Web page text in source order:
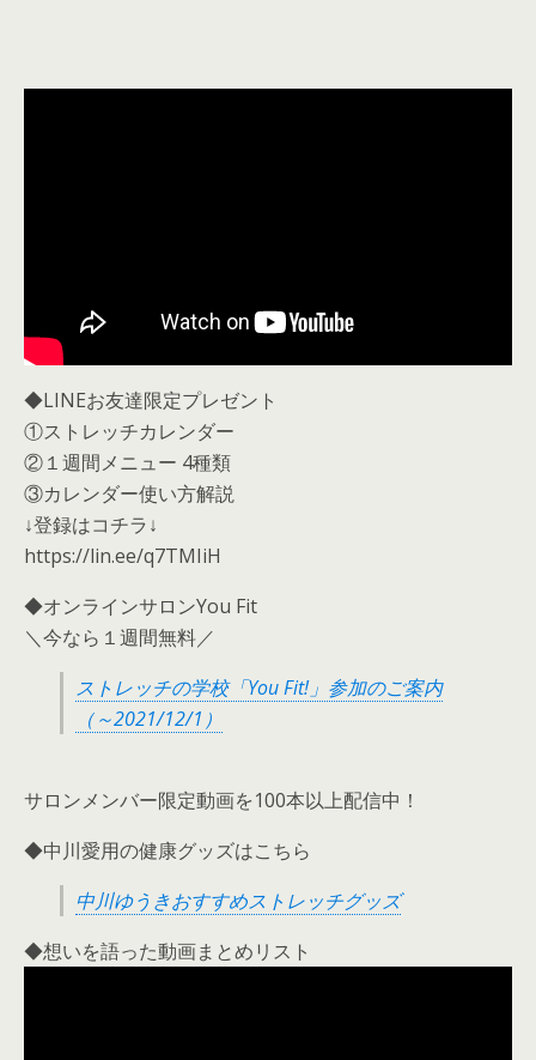
◆LINEお友達限定プレゼント
①ストレッチカレンダー
②１週間メニュー 4種類
③カレンダー使い方解説
↓登録はコチラ↓
https://lin.ee/q7TMIiH
◆オンラインサロンYou Fit
＼今なら１週間無料／
ストレッチの学校「You Fit!」参加のご案内
（～2021/12/1）
サロンメンバー限定動画を100本以上配信中！
◆中川愛用の健康グッズはこちら
中川ゆうきおすすめストレッチグッズ
◆想いを語った動画まとめリスト